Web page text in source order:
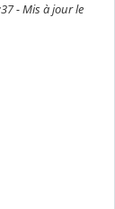
- Mis à jour le